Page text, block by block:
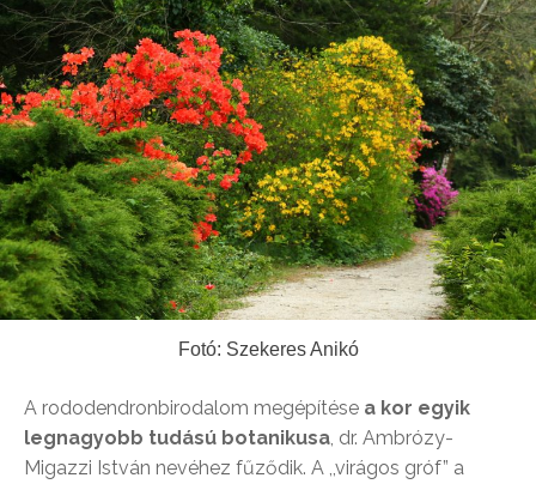
Fotó: Szekeres Anikó
A rododendronbirodalom megépítése a kor egyik
legnagyobb tudású botanikusa , dr. Ambrózy-
Migazzi István nevéhez fűződik. A ,,virágos gróf” a